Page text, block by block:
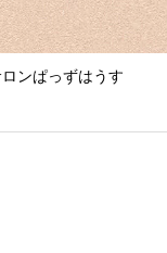
ンぱっずはうす